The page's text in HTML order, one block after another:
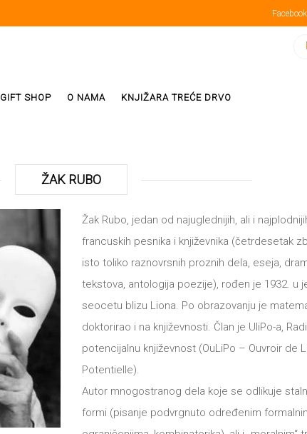
Facebook
GIFT SHOP O NAMA KNJIŽARA TREĆE DRVO
ŽAK RUBO
Žak Rubo, jedan od najuglednijih, ali i
francuskih pesnika i književnika (četrdesetak
isto toliko raznovrsnih proznih dela, eseja,
tekstova, antologija poezije), rođen je 1932. u
seocetu blizu Liona. Po obrazovanju je
doktorirao i na književnosti. Član je UliPo-a,
potencijalnu književnost (OuLiPo – Ouvroir de
Potentielle).
Autor mnogostranog dela koje se odlikuje
formi (pisanje podvrgnuto određenim